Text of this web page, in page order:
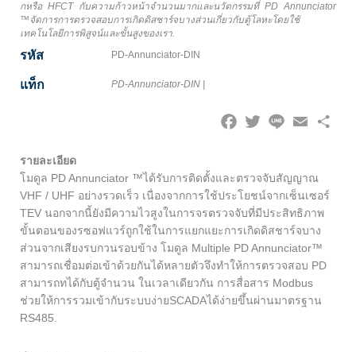
กหรือ HFCT กับความก้าวหน้าจำนวนมากและนวัตกรรมที่ PD Annunciator
™จัดการการตรวจสอบการเกิดดิสชาร์จบางส่วนเกี่ยวกับตู้โลหะโดยใช้
เทคโนโลยีการพิสูจน์และขั้นสูงของเรา.
รหัส PD-Annunciator-DIN
แท็ก PD-Annunciator-DIN|
รายละเอียด
โมดูล PD Annunciator ™ได้รับการติดตั้งและตรวจจับสัญญาณ
VHF / UHF อย่างรวดเร็ว เนื่องจากการใช้ประโยชน์จากเซ็นเซอร์
TEV นอกจากนี้ยังมีความไวสูงในการจรตรวจจับที่มีประสิทธิภาพ
ขั้นตอนของรซอฟแวร์ถูกใช้ในการแยกแยะการเกิดดิสชาร์จบาง
ส่วนจากเสียงรบกวนรอบข้าง โมดูล Multiple PD Annunciator™
สามารถเชื่อมต่อเข้าด้วยกันได้หลายตัวจึงทำให้การตรวจสอบ PD
สามารถทได้กับตู้จำนวน ในเวลาเดียวกัน การสื่อสาร Modbus
ช่วยให้การรวมเข้ากับระบบง่ายSCADAได้ง่ายขึ้นผ่านมาตรฐาน
RS485.